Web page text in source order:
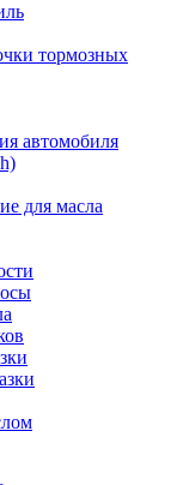
тормозных
автомобиля
для масла